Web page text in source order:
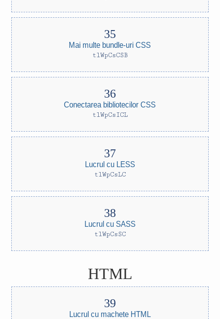
Mai multe bundle-uri CSS
tlWpCsCSB
Conectarea bibliotecilor CSS
tlWpCsICL
Lucrul cu LESS
tlWpCsLC
Lucrul cu SASS
tlWpCsSC
HTML
Lucrul cu machete HTML